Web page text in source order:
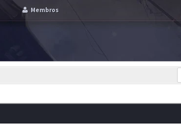
Membros